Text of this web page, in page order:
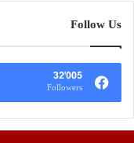
Follow Us
32٬005
Followers